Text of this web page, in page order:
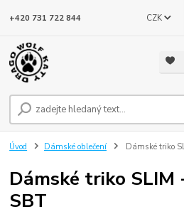
CZK
+420 731 722 844
Úvod Dámské oblečení Dámské triko
Dámské triko SLIM
SBT